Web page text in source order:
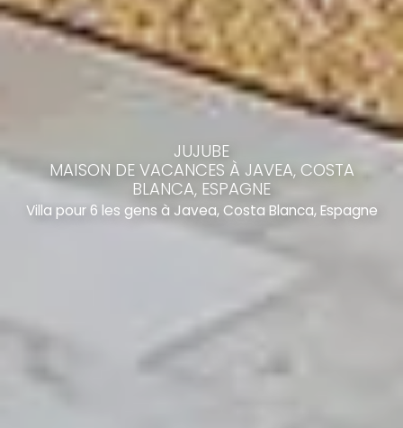
JUJUBE
MAISON DE VACANCES À JAVEA, COSTA
BLANCA, ESPAGNE
Villa pour 6 les gens à Javea, Costa Blanca, Espagne